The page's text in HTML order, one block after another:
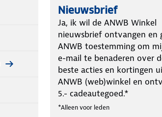
Nieuwsbrief
Ja, ik wil de ANWB Winkel
nieuwsbrief ontvangen en
ANWB toestemming om
e-mail te benaderen over
beste acties en kortingen
ANWB (web)winkel en
5.- cadeautegoed.*
*Alleen voor leden